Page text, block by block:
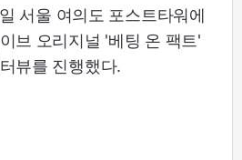
서울 여의도 포스트타워에
브 오리지널 '베팅 온 팩트'
뷰를 진행했다.